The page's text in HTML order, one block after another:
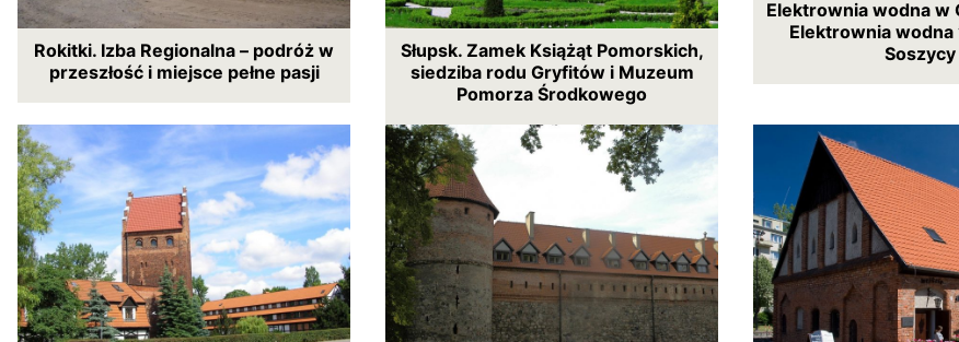
Rokitki. Izba Regionalna – podróż w
przeszłość i miejsce pełne pasji
Słupsk. Zamek Książąt Pomorskich,
siedziba rodu Gryfitów i Muzeum
Pomorza Środkowego
Elektrownia wodna w
Elektrownia wodna
Soszycy